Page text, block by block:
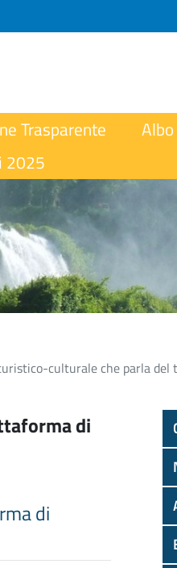
Trasparente
2025
culturale che parla
di
di